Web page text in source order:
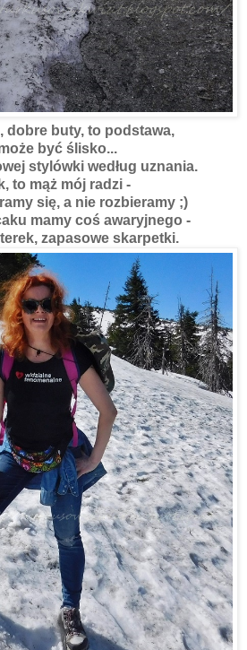
dobre buty, to podstawa,
być ślisko...
stylówki według uznania.
to mąż mój radzi -
się, a nie rozbieramy ;)
mamy coś awaryjnego -
zapasowe skarpetki.